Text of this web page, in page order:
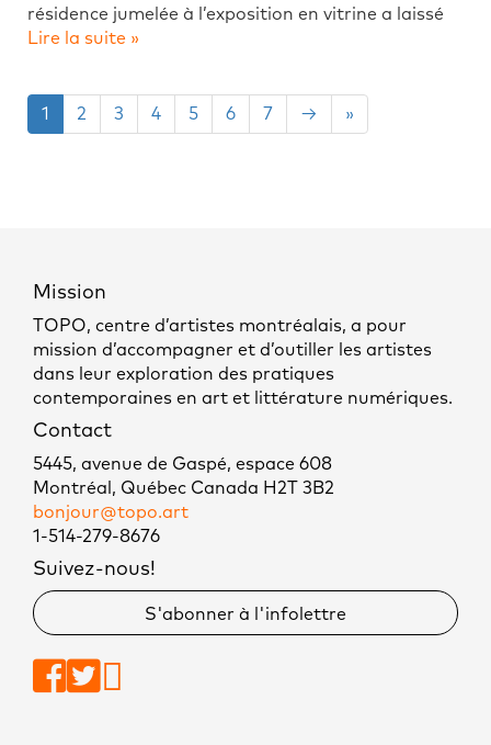
résidence jumelée à l’exposition en vitrine a laissé
Lire la suite »
1 2 3 4 5 6 7 → »
Mission
TOPO, centre d’artistes montréalais, a pour
mission d’accompagner et d’outiller les artistes
dans leur exploration des pratiques
contemporaines en art et littérature numériques.
Contact
5445, avenue de Gaspé, espace 608
Montréal, Québec Canada H2T 3B2
bonjour@topo.art
1-514-279-8676
Suivez-nous!
S'abonner à l'infolettre